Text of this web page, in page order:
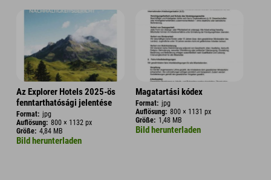
Az Explorer Hotels 2025-ös
fenntarthatósági jelentése
Format: jpg
Auflösung: 800 × 1132 px
Größe: 4,84 MB
Bild herunterladen
Magatartási kódex
Format: jpg
Auflösung: 800 × 1131 px
Größe: 1,48 MB
Bild herunterladen